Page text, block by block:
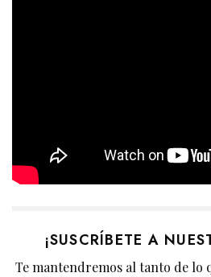
¡SUSCRÍBETE A
Te mantendremos al tanto de lo